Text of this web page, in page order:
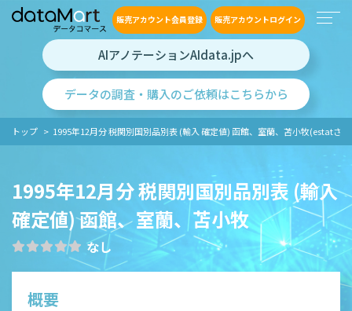
販売アカウント会員登録 販売アカウントログイン
AIアノテーションAIdata.jpへ
データの調査・購入のご依頼はこちらから
トップ 1995年12月分 税関別国別品別表 (輸入 確定値) 函館、室蘭、苫小牧(estatさ
1995年12月分 税関別国別品別表 (輸入
確定値) 函館、室蘭、苫小牧
なし
概要